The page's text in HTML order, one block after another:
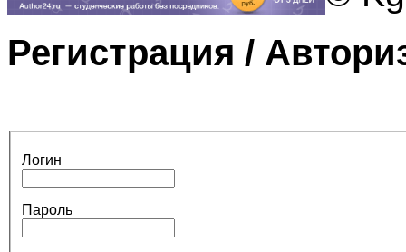
Регистрация /
Логин
Пароль